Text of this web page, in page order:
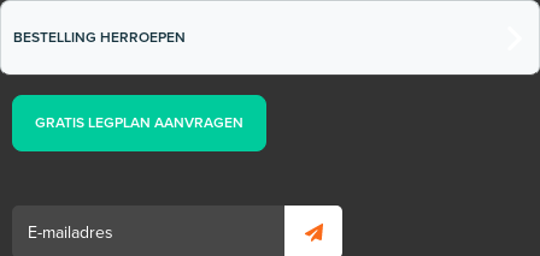
BESTELLING HERROEPEN
GRATIS LEGPLAN AANVRAGEN